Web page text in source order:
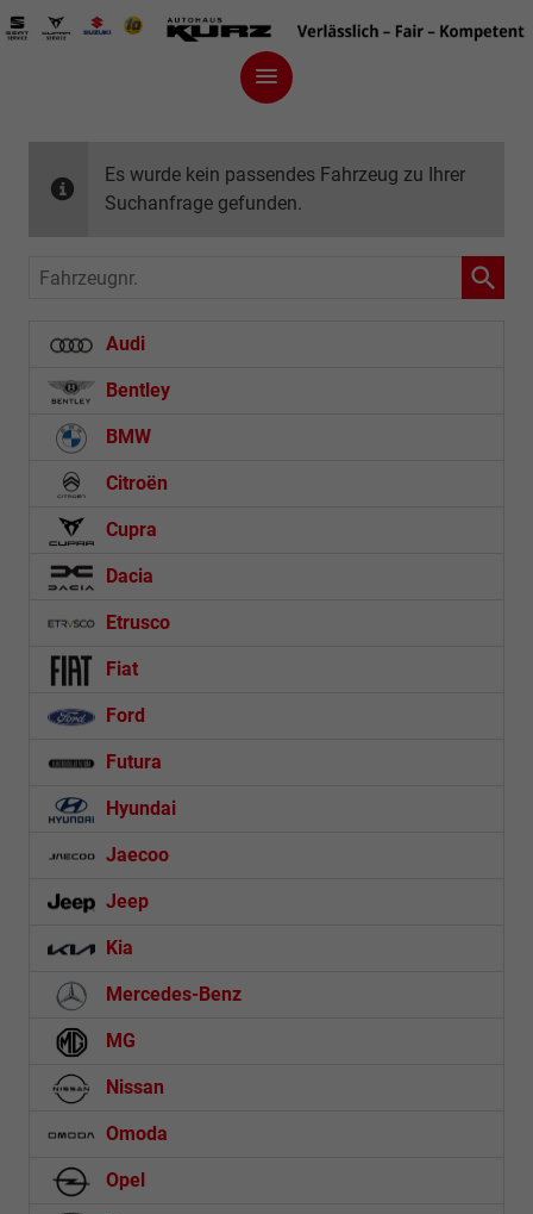
Es wurde kein passendes Fahrzeug zu Ihrer
Suchanfrage gefunden.
Fahrzeugnr.
Audi
Bentley
BMW
Citroën
Cupra
Dacia
Etrusco
Fiat
Ford
Futura
Hyundai
Jaecoo
Jeep
Kia
Mercedes-Benz
MG
Nissan
Omoda
Opel